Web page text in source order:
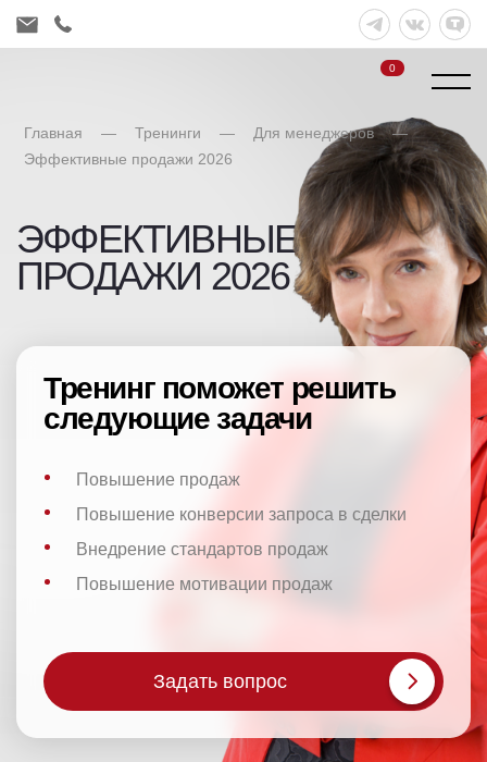
0
Главная — Тренинги — Для менеджеров
—
Эффективные продажи 2026
ЭФФЕКТИВНЫЕ
ПРОДАЖИ 2026
Тренинг поможет решить
следующие задачи
Повышение продаж
Повышение конверсии запроса в сделки
Внедрение стандартов продаж
Повышение мотивации продаж
Задать вопрос